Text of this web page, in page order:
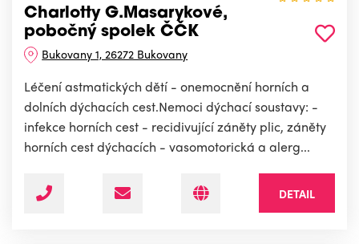
Charlotty G.Masarykové,
pobočný spolek ČČK
Bukovany 1, 26272 Bukovany
Léčení astmatických dětí - onemocnění horních a
dolních dýchacích cest.Nemoci dýchací soustavy: -
infekce horních cest - recidivující záněty plic, záněty
horních cest dýchacích - vasomotorická a alerg...
DETAIL